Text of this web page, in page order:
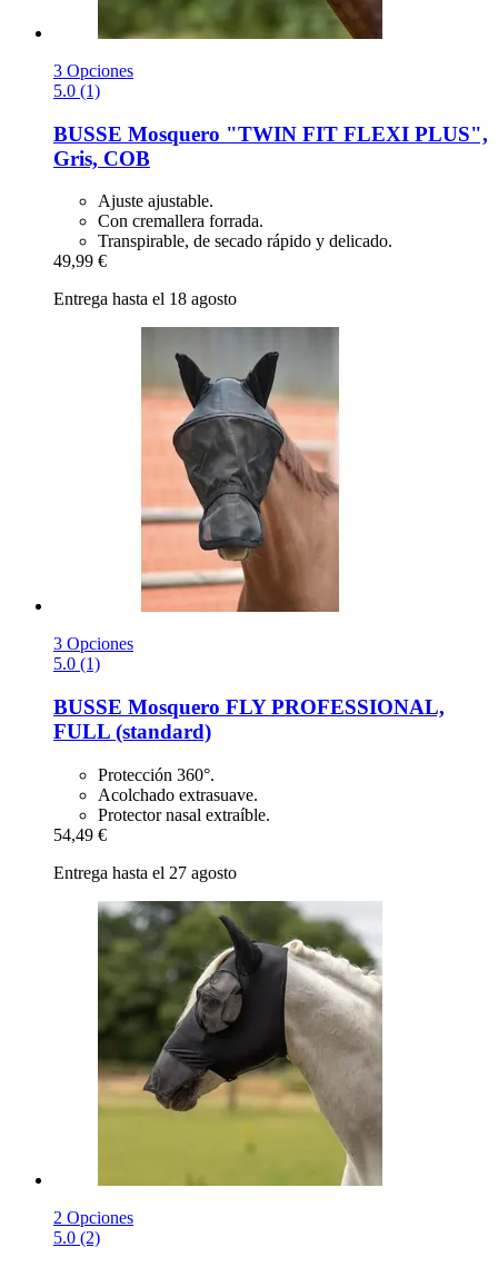
3 Opciones
5.0 (1)
BUSSE Mosquero "TWIN FIT FLEXI PLUS",
Gris, COB
Ajuste ajustable.
Con cremallera forrada.
Transpirable, de secado rápido y delicado.
49,99 €
Entrega hasta el 18 agosto
3 Opciones
5.0 (1)
BUSSE Mosquero FLY PROFESSIONAL,
FULL (standard)
Protección 360°.
Acolchado extrasuave.
Protector nasal extraíble.
54,49 €
Entrega hasta el 27 agosto
2 Opciones
5.0 (2)